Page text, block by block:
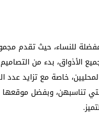
للنساء، حيث تقدم
جميع الأذواق، بدء من
خاصة مع تزايد
التي تناسبهن، وبفضل